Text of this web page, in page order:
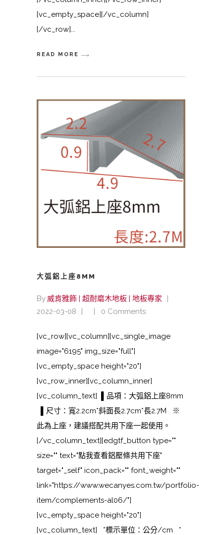
[vc_empty_space][/vc_column]
[/vc_row]
READ MORE
大弧鋁上座8MM
By 威肯雅飾 | 超耐磨木地板 | 地板專家
2022-03-08
0 Comments
[vc_row][vc_column][vc_single_image
image="6195" img_size="full"]
[vc_empty_space height="20"]
[vc_row_inner][vc_column_inner]
[vc_column_text] ▌品項：大弧鋁上座8mm
▌尺寸：寬2.2cm*斜面長2.7cm*長2.7M ※
此為上座，建議搭配共用下座一起使用。
[/vc_column_text][edgtf_button type=""
size="" text="點我查看鋁壓條共用下座"
target="_self" icon_pack="" font_weight=""
link="https://www.wecanyes.com.tw/portfolio-
item/complements-al06/"]
[vc_empty_space height="20"]
[vc_column_text] *標示單位：公分/cm *